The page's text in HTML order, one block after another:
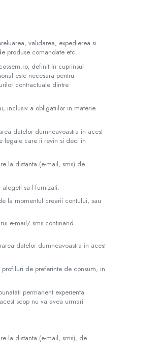
validarea, expedierea si
produse comandate etc.
definit in cuprinsul
este necesara pentru
contractuale dintre
inclusiv a obligatiilor in materie
datelor dumneavoastra in acest
legale care ii revin si deci in
la distanta (e-mail, sms) de
sa-l furnizati.
la momentul crearii contului, sau
e-mail/ sms continand
datelor dumneavoastra in acest
de preferinte de consum, in
permanent experienta
scop nu va avea urmari
la distanta (e-mail, sms), de